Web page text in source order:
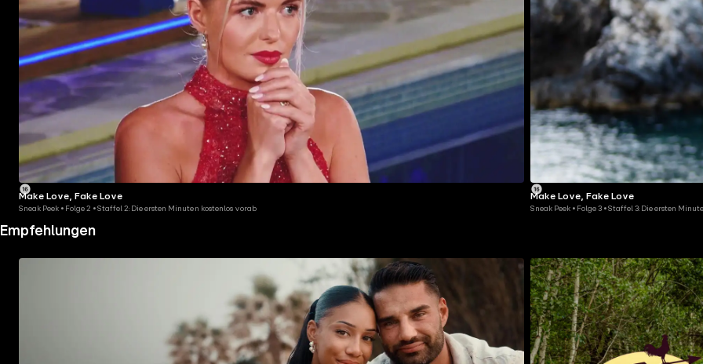
Make Love, Fake Love
Sneak Peek • Folge 2 • Staffel 2: Die ersten Minuten kostenlos vorab
Make Love, Fake Love
Sneak Peek • Folge 3 • Staffel 3: Die ersten
Empfehlungen